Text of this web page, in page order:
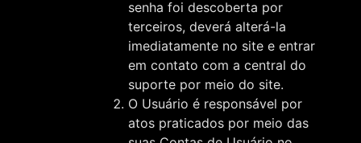
senha foi descoberta por
terceiros, deverá alterá-la
imediatamente no site e entrar
em contato com a central do
suporte por meio do site.
O Usuário é responsável por
atos praticados por meio das